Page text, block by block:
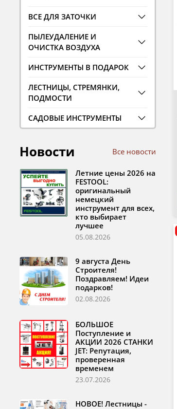
ВСЕ ДЛЯ ЗАТОЧКИ
ПЫЛЕУДАЛЕНИЕ И
ОЧИСТКА ВОЗДУХА
ИНСТРУМЕНТЫ В ПОДАРОК
ЛЕСТНИЦЫ, СТРЕМЯНКИ,
ПОДМОСТИ
САДОВЫЕ ИНСТРУМЕНТЫ
Новости Все новости
Летние цены 2026 на
FESTOOL:
оригинальный
немецкий
инструмент для всех,
кто выбирает
лучшее
05.08.2026
9 августа День
Строителя!
Поздравляем! Идеи
подарков!
02.08.2026
БОЛЬШОЕ
Поступление и
АКЦИИ 2026 СТАНКИ
JET: Репутация,
проверенная
временем
23.07.2026
НОВОЕ! Лестницы -